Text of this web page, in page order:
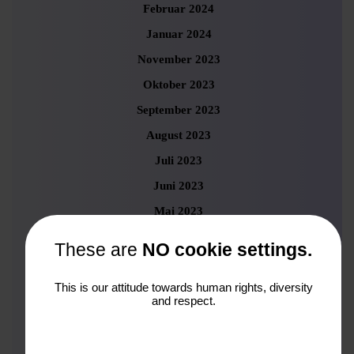
Februar 2024
Januar 2024
November 2023
Oktober 2023
September 2023
August 2023
Juli 2023
Juni 2023
Mai 2023
Februar 2023
These are NO cookie settings.
This is our attitude towards human rights, diversity
and respect.